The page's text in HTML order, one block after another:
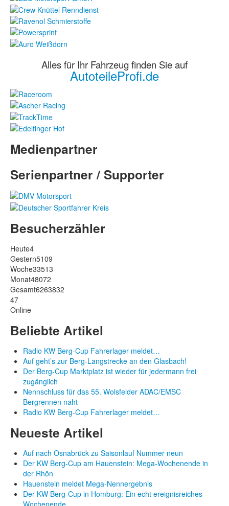
Alles für Ihr Fahrzeug finden Sie auf
AutoteileProfi.de
Medienpartner
Serienpartner / Supporter
Besucherzähler
Heute4
Gestern5109
Woche33513
Monat48072
Gesamt6263832
47
Online
Beliebte Artikel
Radio KW Berg-Cup Fahrerlager meldet…
Auf geht’s zur Berg-Langstrecke an den Glasbach!
Der Berg-Cup Marktplatz ist wieder für jedermann frei
zugänglich
Nennschluss für das 55. Wolsfelder ADAC/EMSC
Bergrennen naht
Radio KW Berg-Cup Fahrerlager meldet…
Neueste Artikel
Auf nach Osnabrück zu Saisonlauf Nummer neun
Der KW Berg-Cup am Hauenstein: Mega-Wochenende in
der Rhön
Hauenstein meldet Mega-Nennergebnis
Der KW Berg-Cup in Homburg: Ein echt ereignisreiches
Wochenende